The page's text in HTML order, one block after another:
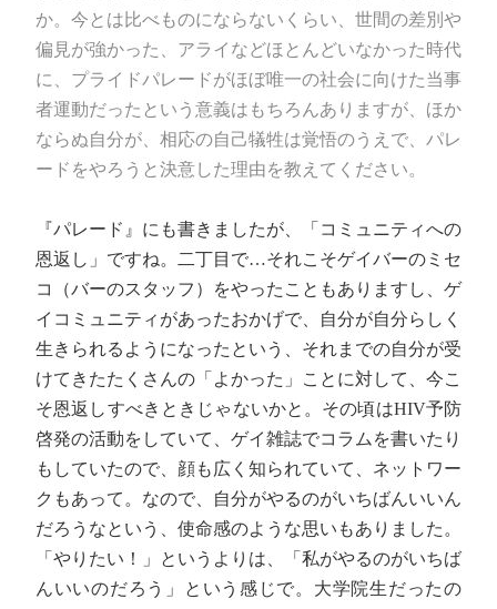
か。今とは比べものにならないくらい、世間の差別や
偏見が強かった、アライなどほとんどいなかった時代
に、プライドパレードがほぼ唯一の社会に向けた当事
者運動だったという意義はもちろんありますが、ほか
ならぬ自分が、相応の自己犠牲は覚悟のうえで、パレ
ードをやろうと決意した理由を教えてください。
『パレード』にも書きましたが、「コミュニティへの
恩返し」ですね。二丁目で…それこそゲイバーのミセ
コ（バーのスタッフ）をやったこともありますし、ゲ
イコミュニティがあったおかげで、自分が自分らしく
生きられるようになったという、それまでの自分が受
けてきたたくさんの「よかった」ことに対して、今こ
そ恩返しすべきときじゃないかと。その頃はHIV予防
啓発の活動をしていて、ゲイ雑誌でコラムを書いたり
もしていたので、顔も広く知られていて、ネットワー
クもあって。なので、自分がやるのがいちばんいいん
だろうなという、使命感のような思いもありました。
「やりたい！」というよりは、「私がやるのがいちば
んいいのだろう」という感じで。大学院生だったの